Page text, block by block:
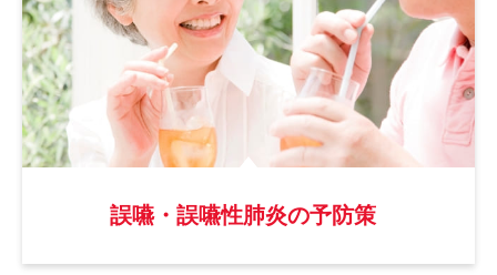
誤嚥・誤嚥性肺炎の予防策